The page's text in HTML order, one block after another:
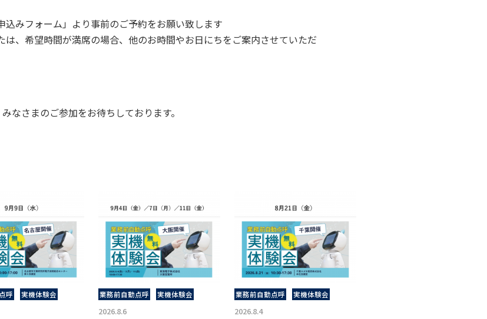
みフォーム」より事前のご予約をお願い致します
、希望時間が満席の場合、他のお時間やお日にちをご案内させていただ
みなさまのご参加をお待ちしております。
呼 実機体験会 業務前自動点呼 実機体験会
2026.8.6
業務前自動点呼 実機体験会
2026.8.4